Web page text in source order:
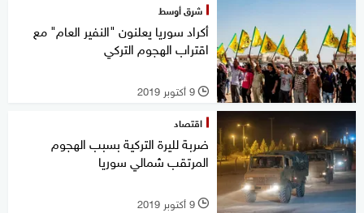
شرق أوسط
أكراد سوريا يعلنون "النفير العام" مع
اقتراب الهجوم التركي
l 9 أكتوبر 2019
اقتصاد
ضربة لليرة التركية بسبب الهجوم
المرتقب شمالي سوريا
l 9 أكتوبر 2019